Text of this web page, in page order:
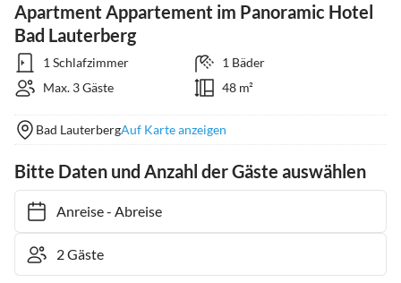
Apartment Appartement im Panoramic Hotel
Bad Lauterberg
1 Schlafzimmer
1 Bäder
Max. 3 Gäste
48 m²
Bad LauterbergAuf Karte anzeigen
Bitte Daten und Anzahl der Gäste auswählen
Anreise- Abreise